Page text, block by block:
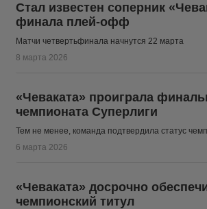
Стал известен соперник
финала плей-офф
Матчи четвертьфинала начнутся 22 марта
8 марта 2026
«Чеваката» проиграла
чемпионата Суперлиги
Тем не менее, команда подтвердила статус
6 марта 2026
«Чеваката» досрочно
чемпионский титул